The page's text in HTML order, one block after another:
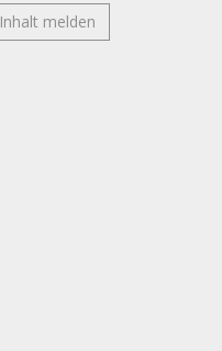
Inhalt melden